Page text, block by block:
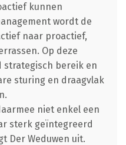
kunnen
wordt de
naar proactief,
Op deze
strategisch bereik en
sturing en draagvlak
niet enkel een
sterk geïntegreerd
Der Weduwen uit.